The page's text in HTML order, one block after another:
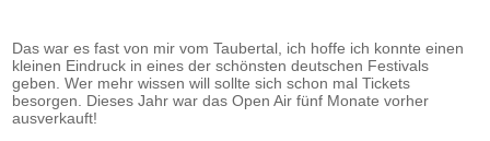
Das war es fast von mir vom Taubertal, ich hoffe ich konnte einen
kleinen Eindruck in eines der schönsten deutschen Festivals
geben. Wer mehr wissen will sollte sich schon mal Tickets
besorgen. Dieses Jahr war das Open Air fünf Monate vorher
ausverkauft!